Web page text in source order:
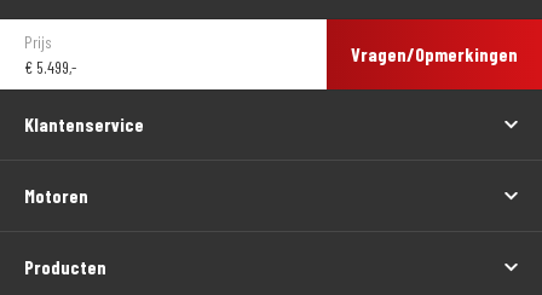
Prijs
€ 5.499,-
Vragen/Opmerkingen
Klantenservice
Motoren
Producten